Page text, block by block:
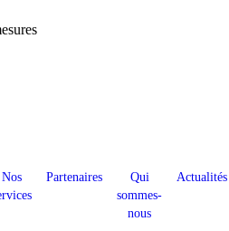
Nos
Partenaires
Qui
sommes-
nous
Actualités